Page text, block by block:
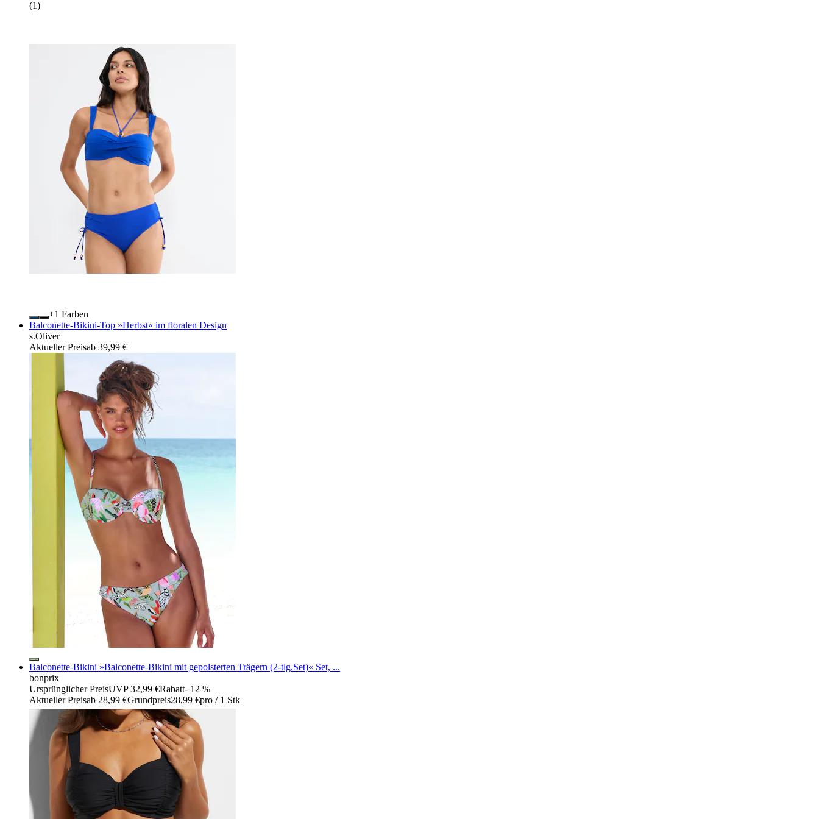
(1)
+
Farben
Balconette-Bikini-Top »Herbst« im floralen Design
s.Oliver
Aktueller Preisab 39,99 €
Balconette-Bikini »Balconette-Bikini mit gepolsterten Trägern (2-tlg.Set)« Set, ...
bonprix
Ursprünglicher PreisUVP 32,99 €Rabatt- 12 %
Aktueller Preisab 28,99 €Grundpreis28,99 €pro / 1 Stk